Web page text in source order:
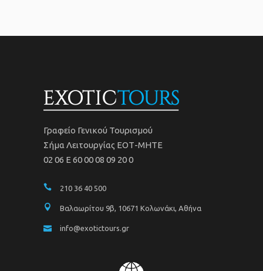
Γραφείο Γενικού Τουρισμού
Σήμα Λειτουργίας ΕΟΤ-ΜΗΤΕ
02 06 Ε 60 00 08 09 20 0
210 36 40 500
Βαλαωρίτου 9β, 10671 Κολωνάκι, Αθήνα
info@exotictours.gr